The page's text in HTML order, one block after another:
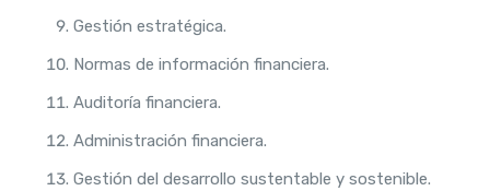
Gestión estratégica.
Normas de información financiera.
Auditoría financiera.
Administración financiera.
Gestión del desarrollo sustentable y sostenible.